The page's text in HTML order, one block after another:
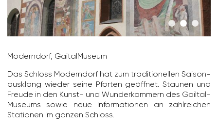
Mödern­dorf, Gaital­Mu­seum
Das Schloss Mödern­dorf hat zum tradi­tio­nellen Saison­
aus­klang wieder seine Pforten geöffnet. Staunen und
Freude in den Kunst- und Wunder­kam­mern des Gail­tal­
Mu­seums sowie neue Infor­ma­tionen an zahl­rei­chen
Stationen im ganzen Schloss.